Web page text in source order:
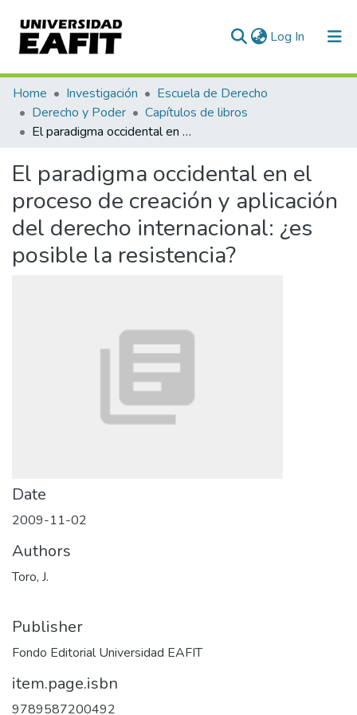
Log In (current)
Communities & Collections
All of DSpace
Home Investigación
Escuela de Derecho
Derecho y Poder
Capítulos de libros
El paradigma occidental en el proceso de creación y aplicación del derecho internacional: ¿es posible la resistencia?
El paradigma occidental en el
proceso de creación y aplicación
del derecho internacional: ¿es
posible la resistencia?
Date
2009-11-02
Authors
Toro, J.
Publisher
Fondo Editorial Universidad EAFIT
item.page.isbn
9789587200492